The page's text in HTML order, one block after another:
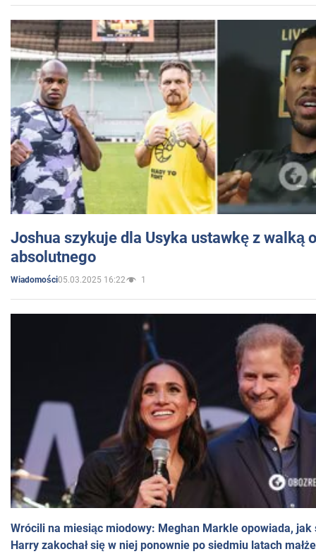
Joshua szykuje dla Usyka ustawkę z walką
absolutnego
Wiadomości05.03.2025 16:22 1
Wrócili na miesiąc miodowy: Meghan Markle opowiada, jak
Harry zakochał się w niej ponownie po siedmiu latach